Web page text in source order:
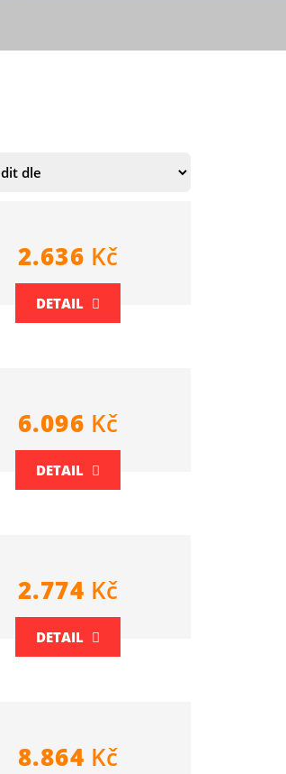
2.636 Kč
DETAIL
6.096 Kč
DETAIL
2.774 Kč
DETAIL
8.864 Kč